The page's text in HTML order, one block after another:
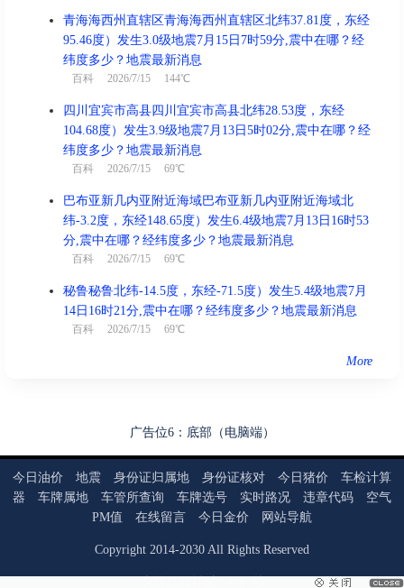
青海海西州直辖区青海海西州直辖区北纬37.81度，东经
95.46度）发生3.0级地震7月15日7时59分,震中在哪？经
纬度多少？地震最新消息
百科 2026/7/15 144℃
四川宜宾市高县四川宜宾市高县北纬28.53度，东经
104.68度）发生3.9级地震7月13日5时02分,震中在哪？经
纬度多少？地震最新消息
百科 2026/7/15 69℃
巴布亚新几内亚附近海域巴布亚新几内亚附近海域北
纬-3.2度，东经148.65度）发生6.4级地震7月13日16时53
分,震中在哪？经纬度多少？地震最新消息
百科 2026/7/15 69℃
秘鲁秘鲁北纬-14.5度，东经-71.5度）发生5.4级地震7月
14日16时21分,震中在哪？经纬度多少？地震最新消息
百科 2026/7/15 69℃
More
广告位6：底部（电脑端）
今日油价 地震 身份证归属地 身份证核对 今日猪价
车检计算
器
车牌属地 车管所查询 车牌选号 实时路况 违章代码
空气
PM值
在线留言 今日金价 网站导航
Copyright 2014-2030 All Rights Reserved